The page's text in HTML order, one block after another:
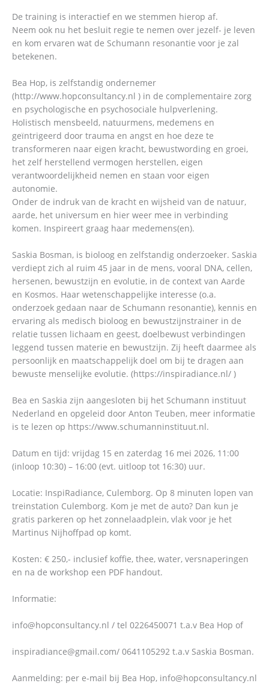
De training is interactief en we stemmen hierop af.
Neem ook nu het besluit regie te nemen over jezelf- je leven
en kom ervaren wat de Schumann resonantie voor je zal
betekenen.
Bea Hop, is zelfstandig ondernemer
(http://www.hopconsultancy.nl ) in de complementaire zorg
en psychologische en psychosociale hulpverlening.
Holistisch mensbeeld, natuurmens, medemens en
geïntrigeerd door trauma en angst en hoe deze te
transformeren naar eigen kracht, bewustwording en groei,
het zelf herstellend vermogen herstellen, eigen
verantwoordelijkheid nemen en staan voor eigen
autonomie.
Onder de indruk van de kracht en wijsheid van de natuur,
aarde, het universum en hier weer mee in verbinding
komen. Inspireert graag haar medemens(en).
Saskia Bosman, is bioloog en zelfstandig onderzoeker. Saskia
verdiept zich al ruim 45 jaar in de mens, vooral DNA, cellen,
hersenen, bewustzijn en evolutie, in de context van Aarde
en Kosmos. Haar wetenschappelijke interesse (o.a.
onderzoek gedaan naar de Schumann resonantie), kennis en
ervaring als medisch bioloog en bewustzijnstrainer in de
relatie tussen lichaam en geest, doelbewust verbindingen
leggend tussen materie en bewustzijn. Zij heeft daarmee als
persoonlijk en maatschappelijk doel om bij te dragen aan
bewuste menselijke evolutie. (https://inspiradiance.nl/ )
Bea en Saskia zijn aangesloten bij het Schumann instituut
Nederland en opgeleid door Anton Teuben, meer informatie
is te lezen op https://www.schumanninstituut.nl.
Datum en tijd: vrijdag 15 en zaterdag 16 mei 2026, 11:00
(inloop 10:30) – 16:00 (evt. uitloop tot 16:30) uur.
Locatie: InspiRadiance, Culemborg. Op 8 minuten lopen van
treinstation Culemborg. Kom je met de auto? Dan kun je
gratis parkeren op het zonnelaadplein, vlak voor je het
Martinus Nijhoffpad op komt.
Kosten: € 250,- inclusief koffie, thee, water, versnaperingen
en na de workshop een PDF handout.
Informatie:
info@hopconsultancy.nl / tel 0226450071 t.a.v Bea Hop of
inspiradiance@gmail.com/ 0641105292 t.a.v Saskia Bosman.
Aanmelding: per e-mail bij Bea Hop, info@hopconsultancy.nl